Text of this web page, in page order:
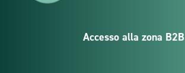
Accesso alla zona B2B